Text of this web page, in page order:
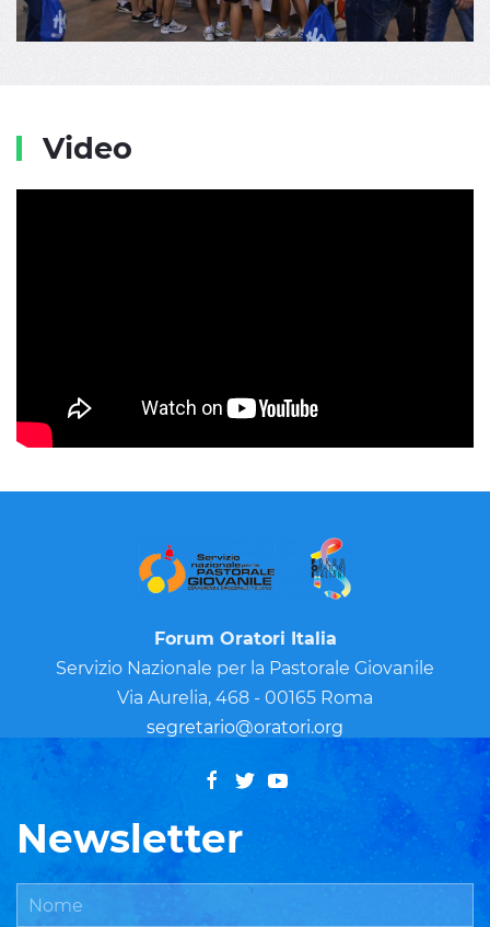
Video
Forum Oratori Italia
Servizio Nazionale per la Pastorale Giovanile
Via Aurelia, 468 - 00165 Roma
segretario@oratori.org
Newsletter